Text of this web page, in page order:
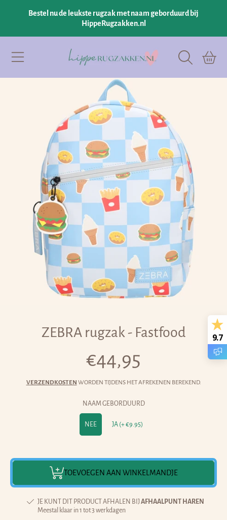
GA NAAR INHOUD
Bestel nu de leukste rugzak met naam geborduurd bij
HippeRugzakken.nl
Hipperugzakken.nl
GA NAAR PRODUCTINFORMATIE
ZEBRA rugzak - Fastfood
Normale
prijs
€44,95
VERZENDKOSTEN WORDEN TIJDENS HET AFREKENEN BEREKEND.
NAAM GEBORDUURD
NEE JA (+ €9.95)
TOEVOEGEN AAN WINKELMANDJE
JE KUNT DIT PRODUCT AFHALEN BIJ AFHAALPUNT HAREN
Meestal klaar in 1 tot 3 werkdagen
9.7